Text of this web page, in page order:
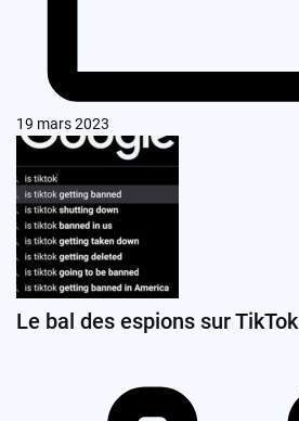
19 mars 2023
Le bal des espions sur TikTok